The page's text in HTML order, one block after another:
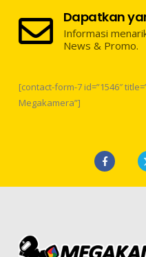
Dapatkan
Informasi
News & Promo.
[contact-form-7 id=”1546″
Megakamera”]